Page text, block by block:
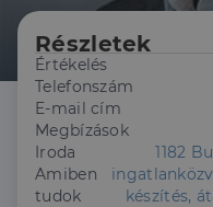
Részletek
Értékelés
Telefonszám
E-mail cím
Megbízások
Iroda
1182
Amiben
tudok
készítés,